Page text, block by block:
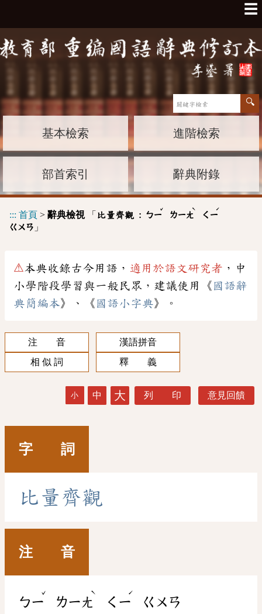
☰
基本檢索 進階檢索
部首索引 辭典附錄
::: 首頁 > 辭典檢視「 比量齊觀 : ㄅㄧ
ˇ
ㄌㄧㄤ
ˋ
ㄑㄧ
ˊ
ㄍㄨㄢ 」
⚠本典收錄古今用語， 適用於語文研究者 ，中
小學階段學習與一般民眾，建議使用《 國語辭
典簡編本》、《 國語小字典》。
注 音
漢語拼音
相 似 詞
釋 義
小 中 大 列 印 意見回饋
字 詞
比量齊觀
注 音
ㄅㄧ
ˇ
ㄌㄧㄤ
ˋ
ㄑㄧ
ˊ
ㄍㄨㄢ